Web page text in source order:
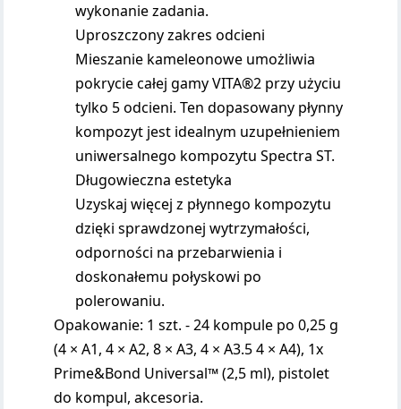
wykonanie zadania.
Uproszczony zakres odcieni
Mieszanie kameleonowe umożliwia
pokrycie całej gamy VITA®2 przy użyciu
tylko 5 odcieni. Ten dopasowany płynny
kompozyt jest idealnym uzupełnieniem
uniwersalnego kompozytu Spectra ST.
Długowieczna estetyka
Uzyskaj więcej z płynnego kompozytu
dzięki sprawdzonej wytrzymałości,
odporności na przebarwienia i
doskonałemu połyskowi po
polerowaniu.
Opakowanie: 1 szt. - 24 kompule po 0,25 g
(4 × A1, 4 × A2, 8 × A3, 4 × A3.5 4 × A4), 1x
Prime&Bond Universal™ (2,5 ml), pistolet
do kompul, akcesoria.